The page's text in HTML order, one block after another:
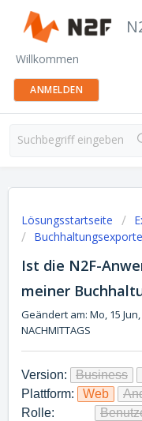
Willkommen
ANMELDEN
Lösungsstartseite
Buchhaltungsexporte
Ist die N2F-
meiner
Geändert am: Mo, 15 Jun,
NACHMITTAGS
Version: Business
Plattform:
Web
Rolle: